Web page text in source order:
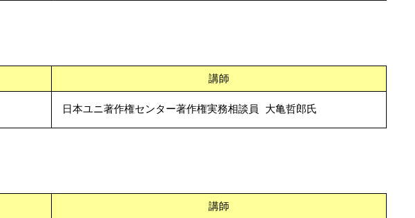
講師
日本ユニ著作権センター著作権実務相談員 大亀哲郎氏
講師